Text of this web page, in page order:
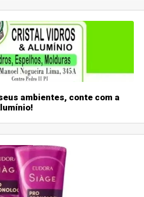
ambientes, conte com a